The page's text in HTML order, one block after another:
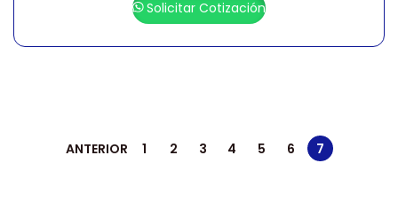
Solicitar Cotización
ANTERIOR 1 2 3 4 5 6 7